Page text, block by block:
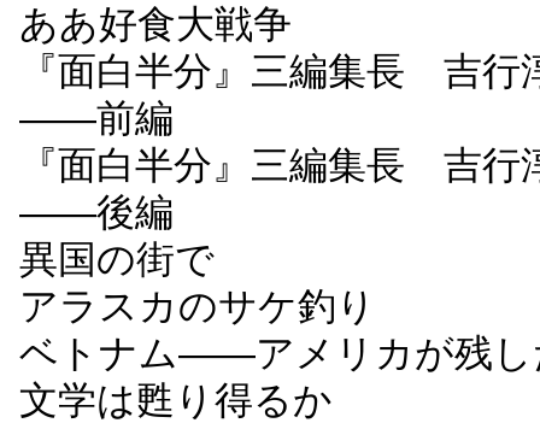
ああ好食大戦争
『面白半分』三編集長 吉行
――前編
『面白半分』三編集長 吉行
――後編
異国の街で
アラスカのサケ釣り
ベトナム――アメリカが残し
文学は甦り得るか